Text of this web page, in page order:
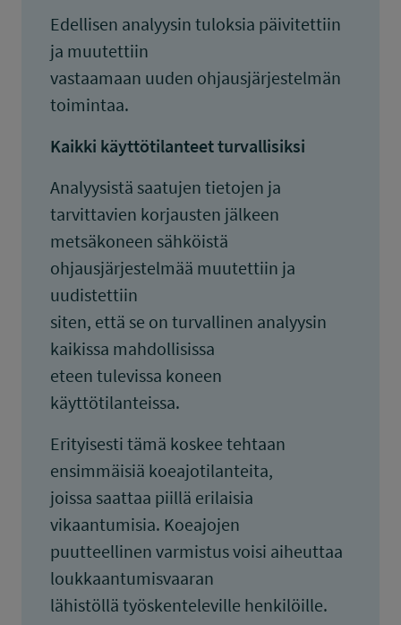
Edellisen analyysin tuloksia päivitettiin
ja muutettiin
vastaamaan uuden ohjausjärjestelmän
toimintaa.
Kaikki käyttötilanteet turvallisiksi
Analyysistä saatujen tietojen ja
tarvittavien korjausten jälkeen
metsäkoneen sähköistä
ohjausjärjestelmää muutettiin ja
uudistettiin
siten, että se on turvallinen analyysin
kaikissa mahdollisissa
eteen tulevissa koneen
käyttötilanteissa.
Erityisesti tämä koskee tehtaan
ensimmäisiä koeajotilanteita,
joissa saattaa piillä erilaisia
vikaantumisia. Koeajojen
puutteellinen varmistus voisi aiheuttaa
loukkaantumisvaaran
lähistöllä työskenteleville henkilöille.